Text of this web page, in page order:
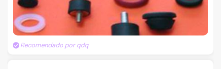
Recomendado por qdq